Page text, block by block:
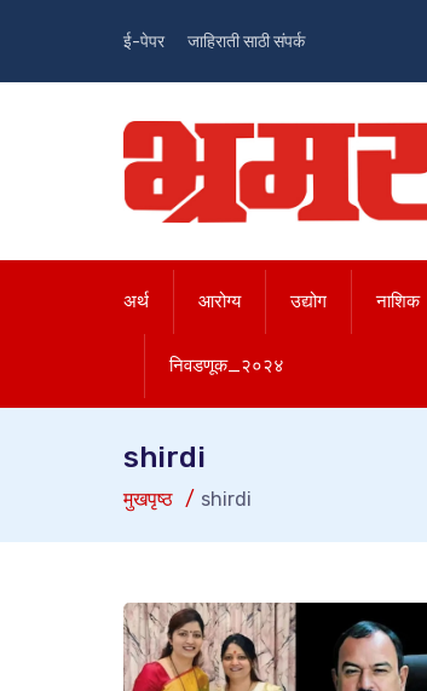
ई-पेपर जाहिराती साठी संपर्क
अर्थ आरोग्य उद्योग नाशिक
निवडणूक_२०२४
shirdi
मुखपृष्ठ shirdi